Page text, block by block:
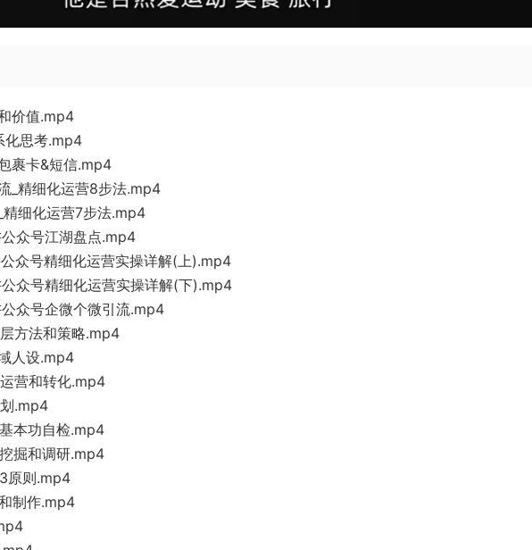
价值.mp4
化思考.mp4
裹卡&短信.mp4
_精细化运营8步法.mp4
细化运营7步法.mp4
众号江湖盘点.mp4
众号精细化运营实操详解(上).mp4
众号精细化运营实操详解(下).mp4
众号企微个微引流.mp4
方法和策略.mp4
人设.mp4
营和转化.mp4
.mp4
本功自检.mp4
掘和调研.mp4
原则.mp4
制作.mp4